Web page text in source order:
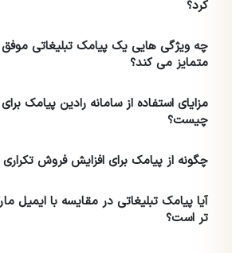
کرد؟
چه ویژگی هایی یک پیامک تبلیغاتی موفق
متمایز می کند؟
مزایای استفاده از سامانه رادین پیامک برای
چیست؟
چگونه از پیامک برای افزایش فروش تکراری
آیا پیامک تبلیغاتی در مقایسه با ایمیل
تر است؟